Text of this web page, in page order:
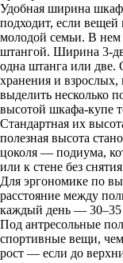
Удобная ширина
подходит, если
молодой семьи. В нем
штангой. Ширина 3-
одна штанга или две.
хранения и
выделить несколько
высотой шкафа-купе
Стандартная их
полезная высота
цоколя — подиума,
или к стене без
Для эргономике по
расстояние между
каждый день — 30–35
Под антресольные
спортивные вещи,
рост — если до